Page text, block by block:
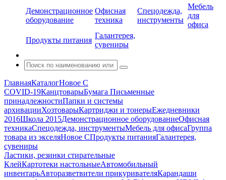
Демонстрационное
оборудование
Офисная
техника
Спецодежда,
инструменты
Мебель
для
офиса
Продукты питания
Галантерея,
сувениры
ГлавнаяКаталогНовое С
COVID-19КанцтоварыБумага Письменные
принадлежностиПапки и системы
архивацииХозтоварыКартриджи и тонерыЕжедневники
2016Школа 2015Демонстрационное оборудованиеОфисная
техникаСпецодежда, инструментыМебель для офисаГруппа
товара из экселяНовое СПродукты питанияГалантерея,
сувениры
Ластики, резинки стирательные
КлейКартотеки настольныеАвтомобильный
инвентарьАвторазветвители прикуривателяКарандаши